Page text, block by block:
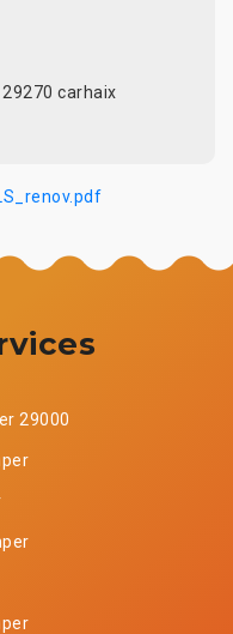
carhaix
29000